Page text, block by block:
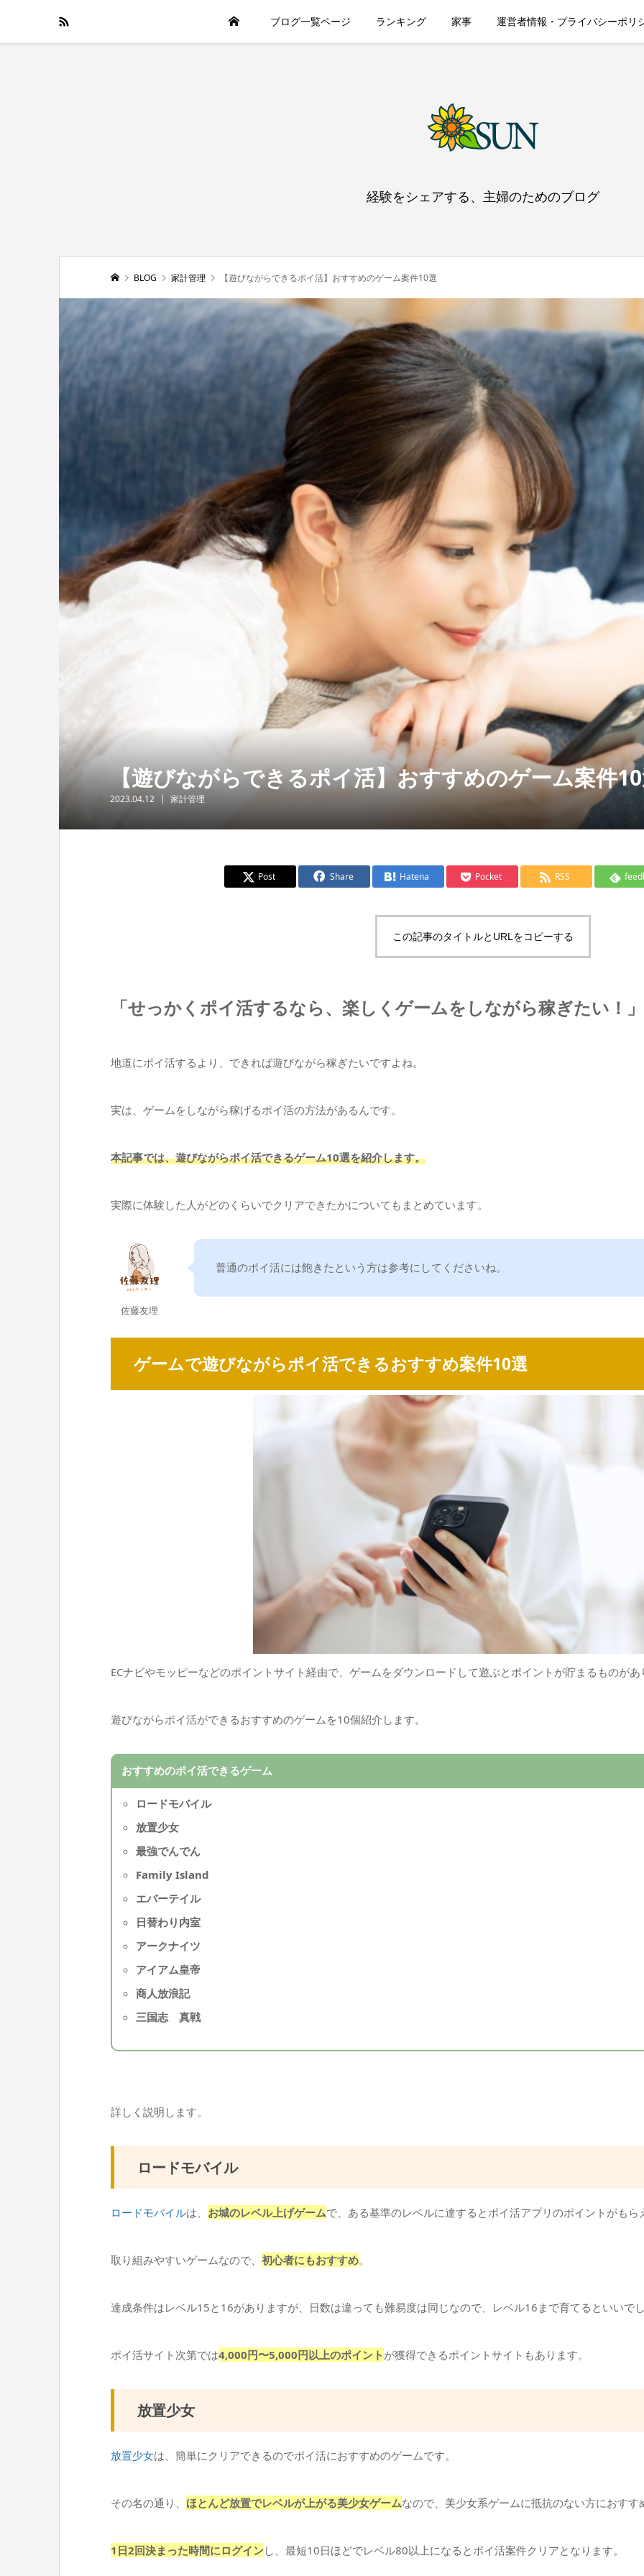
ブログ一覧ページ ランキング 家事 運営者情報・プライバシーポリ
経験をシェアする、主婦のためのブログ
BLOG 家計管理 【遊びながらできるポイ活】おすすめのゲーム案件10選
【遊びながらできるポイ活】おすすめのゲーム案件
2023.04.12 家計管理
Post Share Hatena Pocket RSS
この記事のタイトルとURLをコピーする
「せっかくポイ活するなら、楽しくゲームをしながら稼ぎたい！」
地道にポイ活するより、できれば遊びながら稼ぎたいですよね。
実は、ゲームをしながら稼げるポイ活の方法があるんです。
本記事では、遊びながらポイ活できるゲーム10選を紹介します。
実際に体験した人がどのくらいでクリアできたかについてもまとめています。
佐藤友理
普通のポイ活には飽きたという方は参考にしてくださいね。
ゲームで遊びながらポイ活できるおすすめ案件10選
ECナビやモッピーなどのポイントサイト経由で、ゲームをダウンロードして遊ぶとポイントが貯まるものがあ
遊びながらポイ活ができるおすすめのゲームを10個紹介します。
おすすめのポイ活できるゲーム
ロードモバイル
放置少女
最強でんでん
Family Island
エバーテイル
日替わり内室
アークナイツ
アイアム皇帝
商人放浪記
三国志 真戦
詳しく説明します。
ロードモバイル
ロードモバイルは、 お城のレベル上げゲームで、ある基準のレベルに達するとポイ活アプリのポイントがもら
取り組みやすいゲームなので、 初心者にもおすすめ。
達成条件はレベル15と16がありますが、日数は違っても難易度は同じなので、レベル16まで育てるといいで
ポイ活サイト次第では4,000円〜5,000円以上のポイント が獲得できるポイントサイトもあります。
放置少女
放置少女は、簡単にクリアできるのでポイ活におすすめのゲームです。
その名の通り、 ほとんど放置でレベルが上がる美少女ゲームなので、美少女系ゲームに抵抗のない方におすす
1日2回決まった時間にログインし、最短10日ほどでレベル80以上になるとポイ活案件クリアとなります。